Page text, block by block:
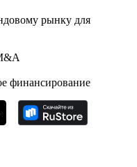
рынку для
финансирование